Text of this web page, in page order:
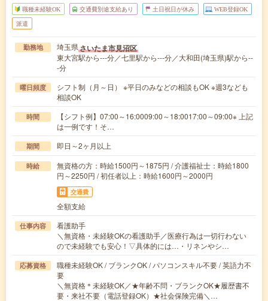
職種未経験OK 交通費別途支給あり 土日祝日が休み WEB登録OK
派遣
勤務地 埼玉県さいたま市見沼区
東大宮駅から---分／七里駅から---分／大和田(埼玉県)駅から--
-分
曜日頻度
シフト制（月～日） ※平日のみなどの相談もOK ※週3なども
相談OK
時間
【シフト例】07:00～16:0009:00～18:0017:00～09:00※ 上記
は一例です！そ…
期間 即日～2ヶ月以上
時給
無資格の方：時給1500円～1875円 / 介護福祉士：時給1800
円～2250円 / 初任者以上：時給1600円～2000円
交通費
全額支給
仕事内容
看護助手
＼無資格・未経験OKの看護助手／医療行為は一切行わない
ので未経験でも安心！▽具体的には…・リネンやシ…
応募資格
職種未経験OK / ブランクOK / パソコンスキル不要 / 英語力不
要
＼無資格＊未経験OK／★年齢不問・ブランクOK★履歴書不
要・来社不要（電話登録OK）★社会保険完備＼…